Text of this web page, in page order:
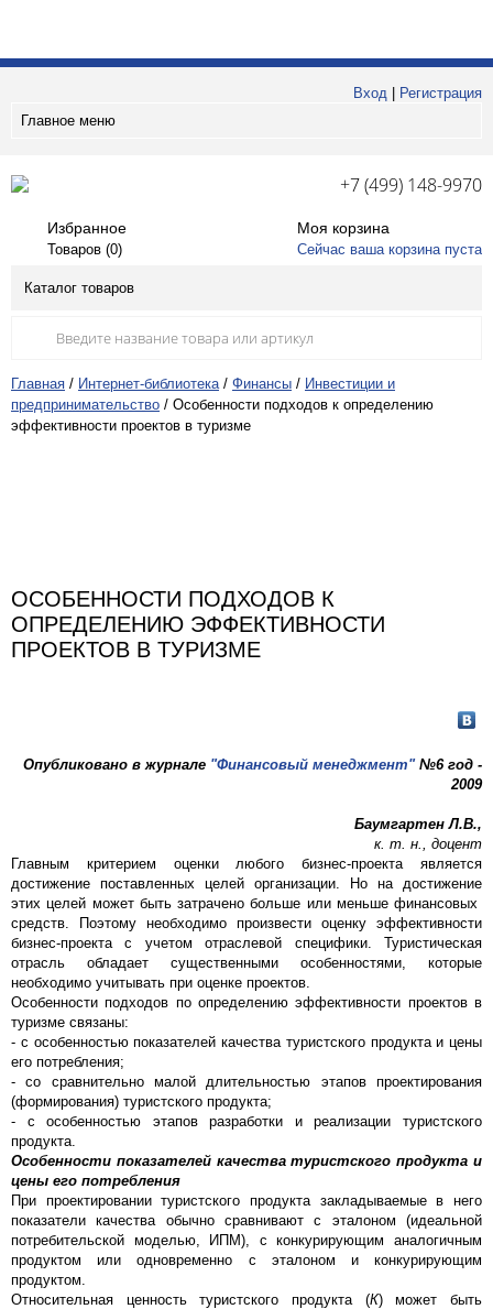
Вход
Регистрация
Главное меню
+7 (499) 148-9970
Избранное
Товаров (0)
Моя корзина
Сейчас ваша корзина пуста
Каталог товаров
Главная / Интернет-библиотека / Финансы / Инвестиции и
предпринимательство / Особенности подходов к определению
эффективности проектов в туризме
ОСОБЕННОСТИ ПОДХОДОВ К
ОПРЕДЕЛЕНИЮ ЭФФЕКТИВНОСТИ
ПРОЕКТОВ В ТУРИЗМЕ
Опубликовано в журнале "Финансовый менеджмент"№6 год -
2009
Баумгартен Л.В.,
к. т. н., доцент
Главным критерием оценки любого бизнес-проекта является
достижение поставленных целей организации. Но на достижение
этих целей может быть затрачено больше или меньше финансовых
средств. Поэтому необходимо произвести оценку эффективности
бизнес-проекта с учетом отраслевой специфики. Туристическая
отрасль обладает существенными особенностями, которые
необходимо учитывать при оценке проектов.
Особенности подходов по определению эффективности проектов в
туризме связаны:
- с особенностью показателей качества туристского продукта и цены
его потребления;
- со сравнительно малой длительностью этапов проектирования
(формирования) туристского продукта;
- с особенностью этапов разработки и реализации туристского
продукта.
Особенности показателей качества туристского продукта и
цены его потребления
При проектировании туристского продукта закладываемые в него
показатели качества обычно сравнивают с эталоном (идеальной
потребительской моделью, ИПМ), с конкурирующим аналогичным
продуктом или одновременно с эталоном и конкурирующим
продуктом.
Относительная ценность туристского продукта (К) может быть